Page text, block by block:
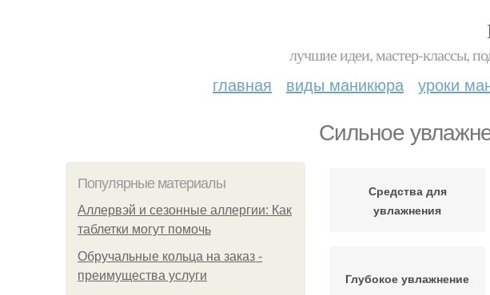
лучшие идеи, мастер-классы,
главная виды маникюра уроки
Сильное
Популярные материалы
Аллервэй и сезонные аллергии: Как
таблетки могут помочь
Обручальные кольца на заказ -
преимущества услуги
Средства для
увлажнения
Глубокое увлажнение